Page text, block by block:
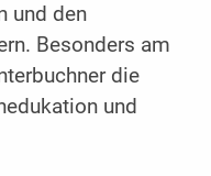
und den
Besonders am
die
und